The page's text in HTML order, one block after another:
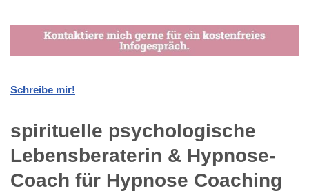
Schreibe mir!
spirituelle psychologische
Lebensberaterin & Hypnose-
Coach für Hypnose Coaching